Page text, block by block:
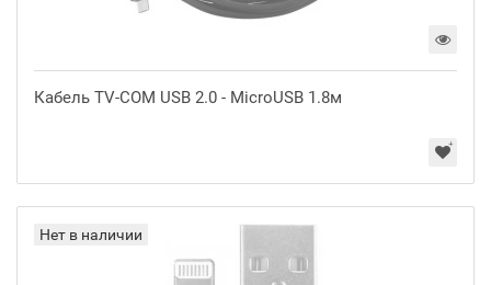
Кабель TV-COM USB 2.0 - MicroUSB 1.8м
Нет в наличии